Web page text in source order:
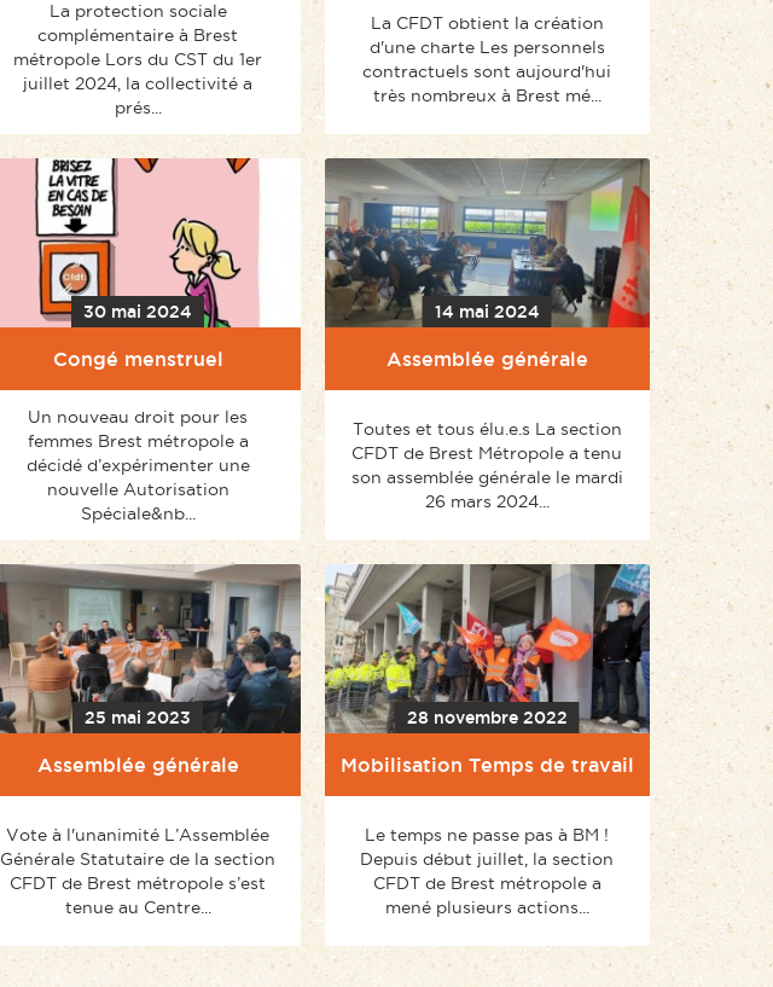
La protection sociale
complémentaire à Brest
métropole Lors du CST du 1er
juillet 2024, la collectivité a
prés...
La CFDT obtient la création
d'une charte Les personnels
contractuels sont aujourd'hui
très nombreux à Brest mé...
30 mai 2024
Congé menstruel
Un nouveau droit pour les
femmes Brest métropole a
décidé d’expérimenter une
nouvelle Autorisation
Spéciale&nb...
14 mai 2024
Assemblée générale
Toutes et tous élu.e.s La section
CFDT de Brest Métropole a tenu
son assemblée générale le mardi
26 mars 2024...
25 mai 2023
Assemblée générale
Vote à l'unanimité L’Assemblée
Générale Statutaire de la section
CFDT de Brest métropole s’est
tenue au Centre...
28 novembre 2022
Mobilisation Temps de travail
Le temps ne passe pas à BM !
Depuis début juillet, la section
CFDT de Brest métropole a
mené plusieurs actions...